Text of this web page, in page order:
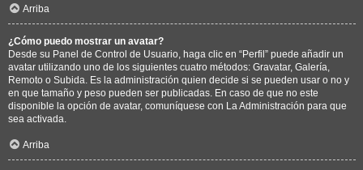
Arriba
¿Cómo puedo mostrar un avatar?
Desde su Panel de Control de Usuario, haga clic en “Perfil” puede añadir un
avatar utilizando uno de los siguientes cuatro métodos: Gravatar, Galería,
Remoto o Subida. Es la administración quien decide si se pueden usar o no y
en que tamaño y peso pueden ser publicadas. En caso de que no este
disponible la opción de avatar, comuníquese con La Administración para que
sea activada.
Arriba